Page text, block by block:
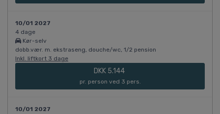
10/01 2027
4 dage
Kør-selv
dobb.vær. m. ekstraseng, douche/wc, 1/2 pension
Inkl. liftkort 3 dage
DKK 5.144
pr. person ved 3 pers.
10/01 2027